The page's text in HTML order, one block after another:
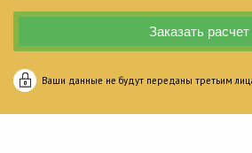
Ваши данные не будут переданы третьим